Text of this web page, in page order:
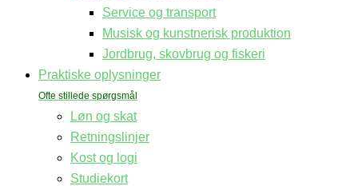
Service og transport
Musisk og kunstnerisk produktion
Jordbrug, skovbrug og fiskeri
Praktiske oplysninger
Løn og skat
Retningslinjer
Kost og logi
Studiekort